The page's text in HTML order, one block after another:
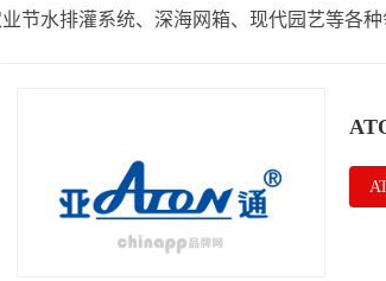
节水排灌系统、深海网箱、现代园艺等各种